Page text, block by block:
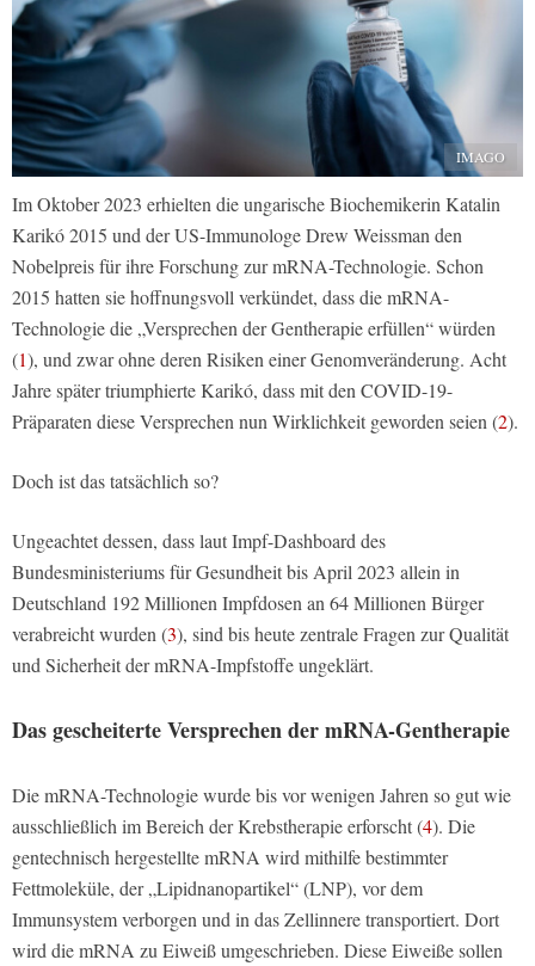
IMAGO
Im Oktober 2023 erhielten die ungarische Biochemikerin Katalin
Karikó 2015 und der US-Immunologe Drew Weissman den
Nobelpreis für ihre Forschung zur mRNA-Technologie. Schon
2015 hatten sie hoffnungsvoll verkündet, dass die mRNA-
Technologie die „Versprechen der Gentherapie erfüllen“ würden
(1), und zwar ohne deren Risiken einer Genomveränderung. Acht
Jahre später triumphierte Karikó, dass mit den COVID-19-
Präparaten diese Versprechen nun Wirklichkeit geworden seien (2).
Doch ist das tatsächlich so?
Ungeachtet dessen, dass laut Impf-Dashboard des
Bundesministeriums für Gesundheit bis April 2023 allein in
Deutschland 192 Millionen Impfdosen an 64 Millionen Bürger
verabreicht wurden (3), sind bis heute zentrale Fragen zur Qualität
und Sicherheit der mRNA-Impfstoffe ungeklärt.
Das gescheiterte Versprechen der mRNA-Gentherapie
Die mRNA-Technologie wurde bis vor wenigen Jahren so gut wie
ausschließlich im Bereich der Krebstherapie erforscht (4). Die
gentechnisch hergestellte mRNA wird mithilfe bestimmter
Fettmoleküle, der „Lipidnanopartikel“ (LNP), vor dem
Immunsystem verborgen und in das Zellinnere transportiert. Dort
wird die mRNA zu Eiweiß umgeschrieben. Diese Eiweiße sollen